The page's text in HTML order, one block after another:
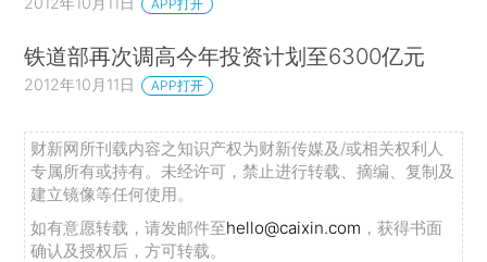
APP打开
铁道部再次调高今年投资计划至6300亿元
2012年10月11日 APP打开
财新网所刊载内容之知识产权为财新传媒及/或相关权利人
专属所有或持有。未经许可，禁止进行转载、摘编、复制及
建立镜像等任何使用。
如有意愿转载，请发邮件至hello@caixin.com ，获得书面
确认及授权后，方可转载。